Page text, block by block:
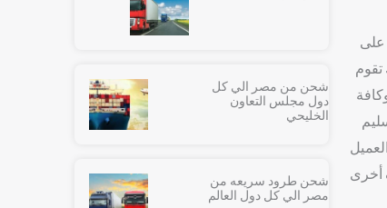
على
تقوم
أخرى
شحن من مصر الي كل
دول مجلس التعاون
الخليحي
شحن طرود سريعه من
مصر الي كل دول العالم